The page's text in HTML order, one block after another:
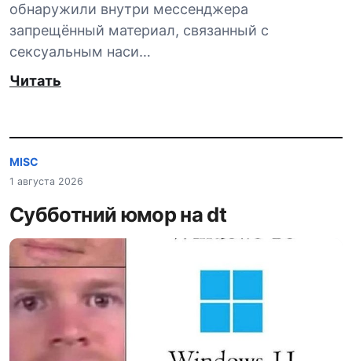
обнаружили внутри мессенджера
запрещённый материал, связанный с
сексуальным наси…
Читать
MISC
1 августа 2026
Субботний юмор на dt